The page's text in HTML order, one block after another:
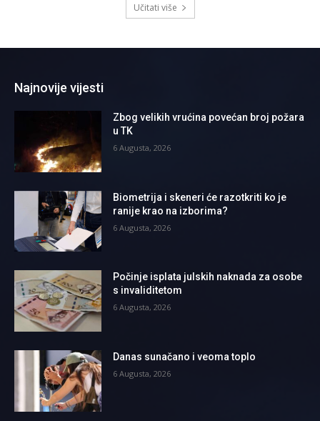
Učitati više
Najnovije vijesti
Zbog velikih vrućina povećan broj požara
u TK
6 Augusta, 2026
Biometrija i skeneri će razotkriti ko je
ranije krao na izborima?
6 Augusta, 2026
Počinje isplata julskih naknada za osobe
s invaliditetom
6 Augusta, 2026
Danas sunačano i veoma toplo
6 Augusta, 2026